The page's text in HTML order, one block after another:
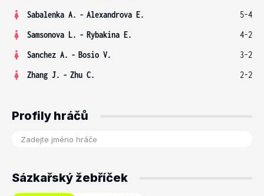
Sabalenka A. - Alexandrova E.
5-4
Samsonova L. - Rybakina E.
4-2
Sanchez A. - Bosio V.
3-2
Zhang J. - Zhu C. 2-2
Profily hráčů
Sázkařský žebříček